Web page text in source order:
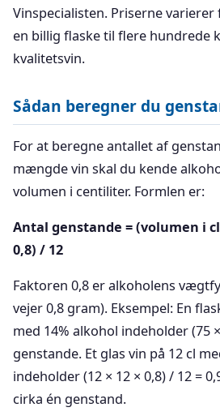
Vinspecialisten. Priserne
en billig flaske til flere hundrede
kvalitetsvin.
Sådan beregner du
For at beregne antallet af
mængde vin skal du kende
volumen i centiliter. Formlen er:
Antal genstande = (volumen i
0,8) / 12
Faktoren 0,8 er alkoholens
vejer 0,8 gram). Eksempel: En
med 14% alkohol indeholder (75
genstande. Et glas vin på 12 cl
indeholder (12 × 12 × 0,8) / 12 =
cirka én genstand.